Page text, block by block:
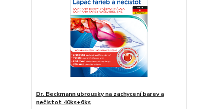
Dr. Beckmann ubrousky na zachycení barev a
nečistot 40ks+6ks